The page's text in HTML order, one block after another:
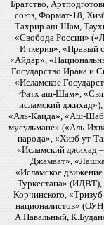
Братство,
союз, Формат-18,
Тахрир аш-Шам,
«Свобода России»
Ичкерия», «Правый
«Айдар»,
Государство Ирака и
«Исламское
Фатх аш-Шам»,
исламский
«Аль-Каида», «Аш-
мусульмане» («Аль-
народа», «Хизб ут-
«Исламский джихад
Джамаат»,
«Исламское
Туркестана»
Корчинского,
националистов»
А.Навальный,